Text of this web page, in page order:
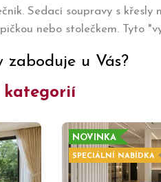
Sedací soupravy s
nebo stolečkem. Tyto
zaboduje u Vás?
kategorií
NOVINKA
SPECIÁLNÍ NABÍDKA